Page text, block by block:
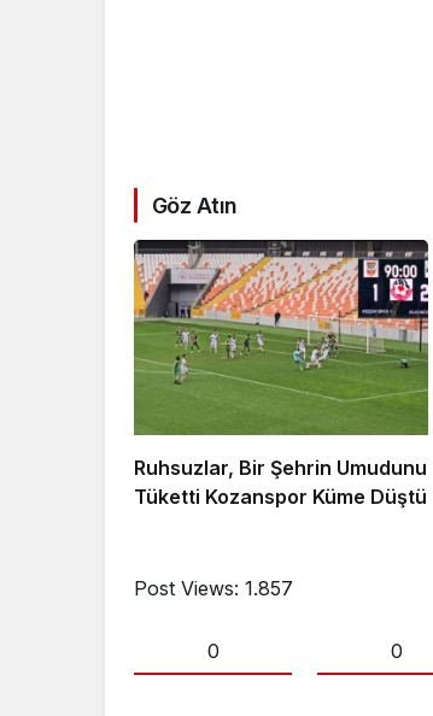
Göz Atın
Ruhsuzlar, Bir Şehrin Umudunu
Tüketti Kozanspor Küme Düştü
Post Views: 1.857
0 0